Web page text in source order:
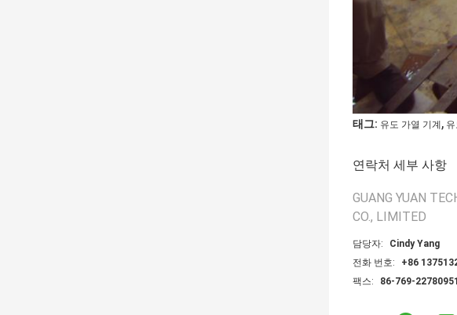
태그: 유도 가열 기계 ,
연락처 세부 사항
GUANG YUAN
CO., LIMITED
담당자:
Cindy Yang
전화 번호:
+86
팩스:
86-769-22780951